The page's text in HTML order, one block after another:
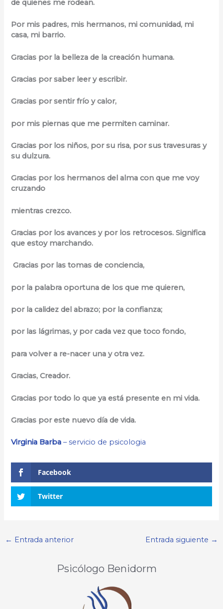
de quienes me rodean.
Por mis padres, mis hermanos, mi comunidad, mi
casa, mi barrio.
Gracias por la belleza de la creación humana.
Gracias por saber leer y escribir.
Gracias por sentir frío y calor,
por mis piernas que me permiten caminar.
Gracias por los niños, por su risa, por sus travesuras y
su dulzura.
Gracias por los hermanos del alma con que me voy
cruzando
mientras crezco.
Gracias por los avances y por los retrocesos. Significa
que estoy marchando.
Gracias por las tomas de conciencia,
por la palabra oportuna de los que me quieren,
por la calidez del abrazo; por la confianza;
por las lágrimas, y por cada vez que toco fondo,
para volver a re-nacer una y otra vez.
Gracias, Creador.
Gracias por todo lo que ya está presente en mi vida.
Gracias por este nuevo día de vida.
Virginia Barba – servicio de psicologia
Facebook
Twitter
← Entrada anterior Entrada siguiente →
Psicólogo Benidorm